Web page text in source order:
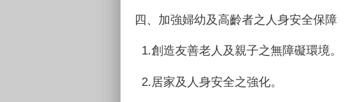
四、加強婦幼及高齡者之人身安全保障
1.創造友善老人及親子之無障礙環境。
2.居家及人身安全之強化。